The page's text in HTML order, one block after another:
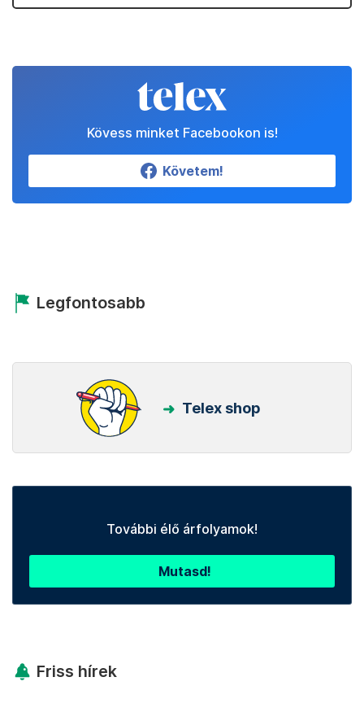
Kövess minket Facebookon is!
Követem!
Legfontosabb
Telex shop
További élő árfolyamok!
Mutasd!
Friss hírek